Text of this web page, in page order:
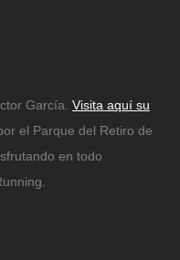
García. Visita aquí su
el Parque del Retiro de
en todo